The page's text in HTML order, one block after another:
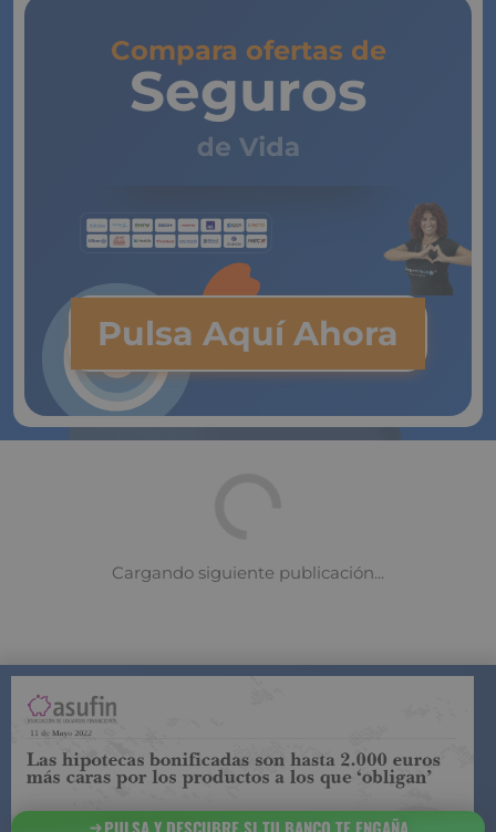
Compara ofertas de
Seguros
de Vida
Pulsa Aquí Ahora
COMPARADOR DE SEGUROS DE VIDASUJETO A LA
REGULACIÓN DE LA DIRECCIÓN GENERAL DE
SEGUROS